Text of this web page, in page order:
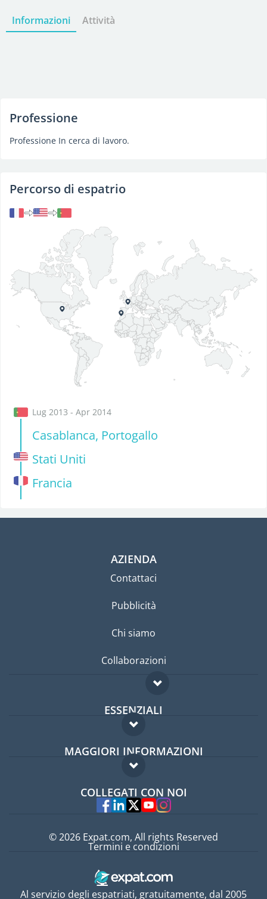
Informazioni Attività
Professione
Professione In cerca di lavoro.
Percorso di espatrio
Lug 2013 - Apr 2014
Casablanca, Portogallo
Stati Uniti
Francia
AZIENDA
Contattaci
Pubblicità
Chi siamo
Collaborazioni
ESSENZIALI
Forum per expat
Guida per expat
MAGGIORI INFORMAZIONI
Domande frequenti
Esperti
COLLEGATI CON NOI
Al servizio degli espatriati, gratuitamente, dal 2005
© 2026 Expat.com, All rights Reserved
Termini e condizioni